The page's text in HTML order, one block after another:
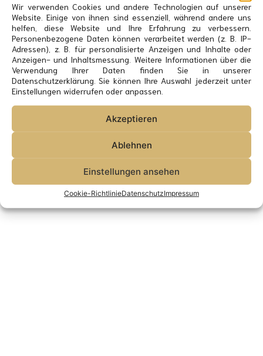
Wir verwenden Cookies und andere Technologien auf unserer
Website. Einige von ihnen sind essenziell, während andere uns
helfen, diese Website und Ihre Erfahrung zu verbessern.
Personenbezogene Daten können verarbeitet werden (z. B. IP-
Adressen), z. B. für personalisierte Anzeigen und Inhalte oder
Anzeigen- und Inhaltsmessung. Weitere Informationen über die
Verwendung Ihrer Daten finden Sie in unserer
Datenschutzerklärung. Sie können Ihre Auswahl jederzeit unter
Einstellungen widerrufen oder anpassen.
Akzeptieren
Ablehnen
Einstellungen ansehen
Cookie-RichtlinieDatenschutzImpressum
Vita Publikationen Presse Impressum
Datenschutz
Veranstaltung anfragen
Cookie-Richtlinie (EU)
© Thorsten Schleif 2021-26 - alle Rechte vorbehalten.